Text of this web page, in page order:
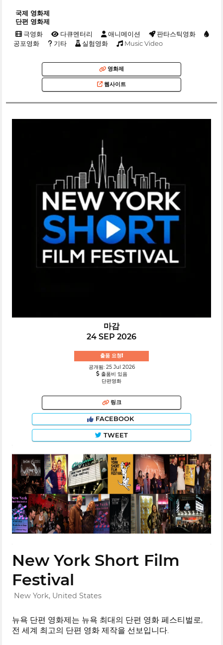
국제 영화제
단편 영화제
극영화 다큐멘터리 애니메이션
판타스틱영화
공포영화
기타 실험영화 Music Video
영화제
웹사이트
마감
24 SEP 2026
출품 요청!
공개됨: 25 Jul 2026
출품비 있음
단편영화
링크
FACEBOOK
TWEET
New York Short Film
Festival
New York, United States
뉴욕 단편 영화제는 뉴욕 최대의 단편 영화 페스티벌로,
전 세계 최고의 단편 영화 제작을 선보입니다.